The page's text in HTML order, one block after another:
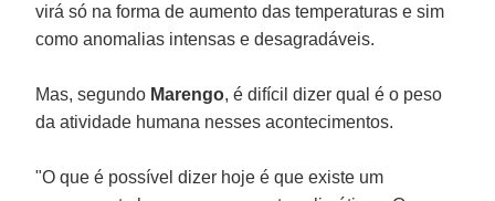
virá só na forma de aumento das temperaturas e sim
como anomalias intensas e desagradáveis.
Mas, segundo Marengo, é difícil dizer qual é o peso
da atividade humana nesses acontecimentos.
"O que é possível dizer hoje é que existe um